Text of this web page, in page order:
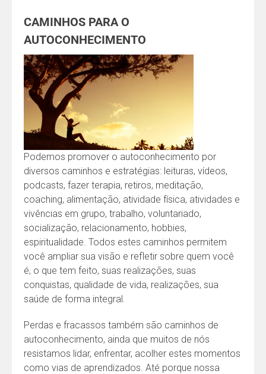
CAMINHOS PARA O
AUTOCONHECIMENTO
Podemos promover o autoconhecimento por
diversos caminhos e estratégias: leituras, vídeos,
podcasts, fazer terapia, retiros, meditação,
coaching, alimentação, atividade física, atividades e
vivências em grupo, trabalho, voluntariado,
socialização, relacionamento, hobbies,
espiritualidade. Todos estes caminhos permitem
você ampliar sua visão e refletir sobre quem você
é, o que tem feito, suas realizações, suas
conquistas, qualidade de vida, realizações, sua
saúde de forma integral.
Perdas e fracassos também são caminhos de
autoconhecimento, ainda que muitos de nós
resistamos lidar, enfrentar, acolher estes momentos
como vias de aprendizados. Até porque nossa